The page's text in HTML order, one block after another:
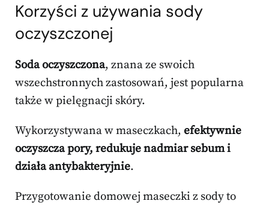
Korzyści z używania sody
oczyszczonej
Soda oczyszczona, znana ze swoich
wszechstronnych zastosowań, jest popularna
także w pielęgnacji skóry.
Wykorzystywana w maseczkach, efektywnie
oczyszcza pory, redukuje nadmiar sebum i
działa antybakteryjnie.
Przygotowanie domowej maseczki z sody to